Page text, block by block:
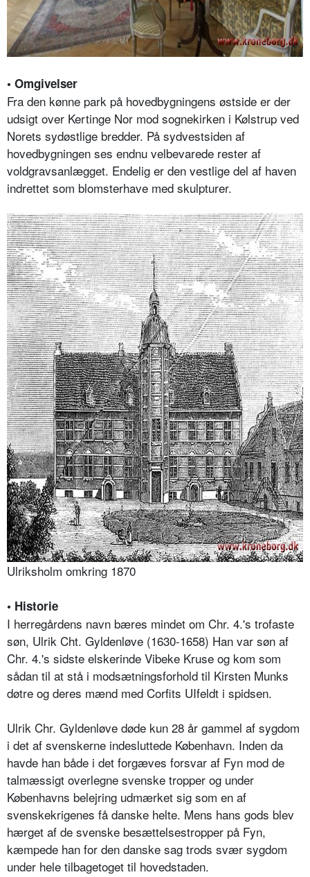
• Omgivelser
Fra den kønne park på hovedbygningens østside er der
udsigt over Kertinge Nor mod sognekirken i Kølstrup ved
Norets sydøstlige bredder. På sydvestsiden af
hovedbygningen ses endnu velbevarede rester af
voldgravsanlægget. Endelig er den vestlige del af haven
indrettet som blomsterhave med skulpturer.
Ulriksholm omkring 1870
• Historie
I herregårdens navn bæres mindet om Chr. 4.'s trofaste
søn, Ulrik Cht. Gyldenløve (1630-1658) Han var søn af
Chr. 4.'s sidste elskerinde Vibeke Kruse og kom som
sådan til at stå i modsætningsforhold til Kirsten Munks
døtre og deres mænd med Corfits UIfeldt i spidsen.
Ulrik Chr. Gyldenløve døde kun 28 år gammel af sygdom
i det af svenskerne indesluttede København. Inden da
havde han både i det forgæves forsvar af Fyn mod de
talmæssigt overlegne svenske tropper og under
Københavns belejring udmærket sig som en af
svenskekrigenes få danske helte. Mens hans gods blev
hærget af de svenske besættelsestropper på Fyn,
kæmpede han for den danske sag trods svær sygdom
under hele tilbagetoget til hovedstaden.